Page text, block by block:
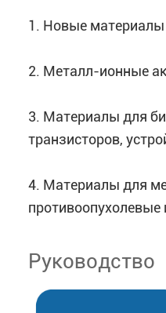
1. Новые материалы
2. Металл-ионные
3. Материалы для
транзисторов,
4. Материалы для
Руководство